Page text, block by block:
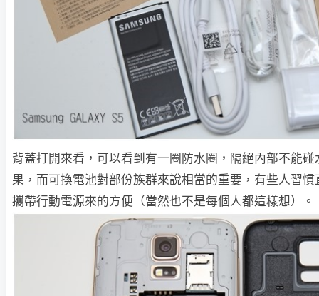
背蓋打開來看，可以看到有一圈防水圈，隔絕內部不能
果，而可換電池對部份族群來說相當的重要，有些人習
攜帶行動電源來的方便（當然也不是每個人都這樣想）。